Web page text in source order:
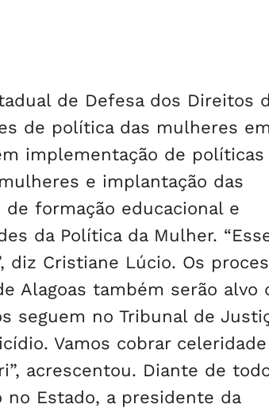
de Defesa dos Direitos
de política das mulheres em
implementação de políticas
e implantação das
de formação educacional e
da Política da Mulher.
diz Cristiane Lúcio. Os
Alagoas também serão alvo
seguem no Tribunal de
Vamos cobrar celeridade
acrescentou. Diante de
Estado, a presidente da